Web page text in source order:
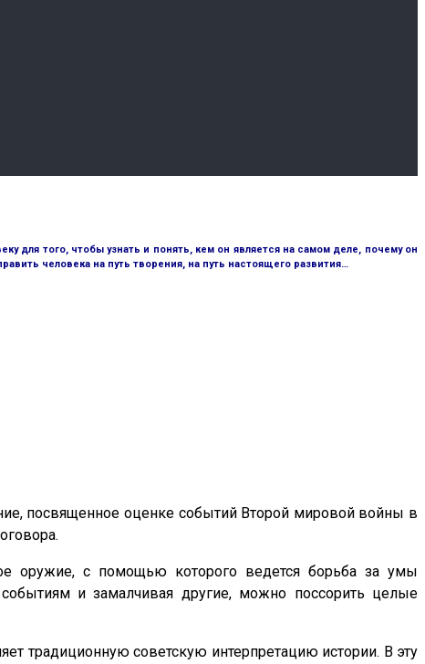
для того, чтобы узнать и понять, кем он является на самом деле, почему он
человека на путь творения, на путь настоящего развития…
посвященное оценке событий Второй мировой войны в
оружие, с помощью которого ведется борьба за умы
и замалчивая другие, можно поссорить целые
традиционную советскую интерпретацию истории. В эту